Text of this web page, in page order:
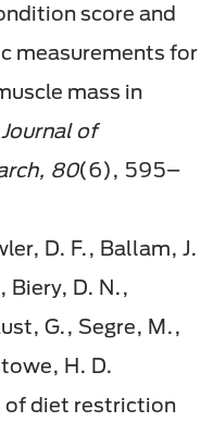
score and
measurements for
mass in
of
80(6), 595–
D. F., Ballam, J.
Biery, D. N.,
G., Segre, M.,
H. D.
diet restriction